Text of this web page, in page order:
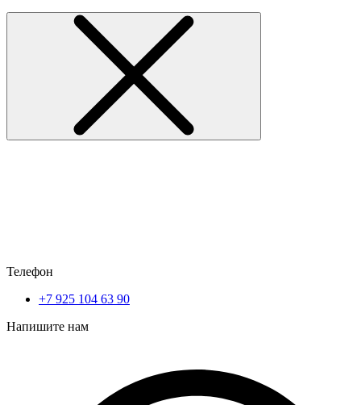
Телефон
+7 925 104 63 90
Напишите нам